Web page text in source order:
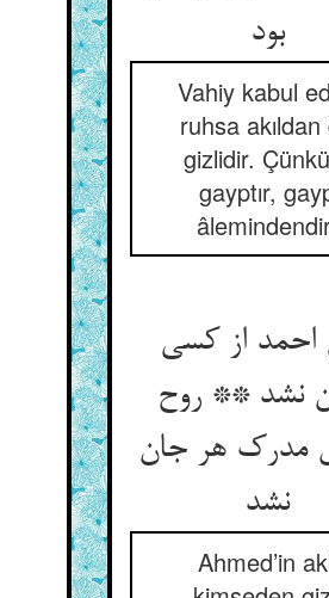
بود
Vahiy kabul
ruhsa
gizlidir.
gayptır,
احمد از کسی
نشد ** روح
مدرک هر جان
نشد
Ahmed’in